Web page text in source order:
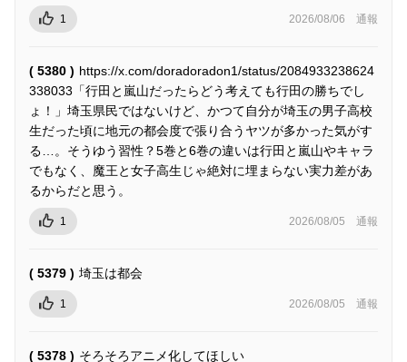
1 2026/08/06 通報
( 5380 ) https://x.com/doradoradon1/status/2084933238624
338033「行田と嵐山だったらどう考えても行田の勝ちでし
ょ！」埼玉県民ではないけど、かつて自分が埼玉の男子高校
生だった頃に地元の都会度で張り合うヤツが多かった気がす
る…。そうゆう習性？5巻と6巻の違いは行田と嵐山やキャラ
でもなく、魔王と女子高生じゃ絶対に埋まらない実力差があ
るからだと思う。
1 2026/08/05 通報
( 5379 ) 埼玉は都会
1 2026/08/05 通報
( 5378 ) そろそろアニメ化してほしい